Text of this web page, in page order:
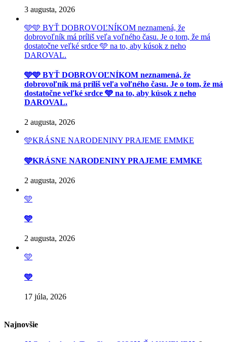
3 augusta, 2026
🩵🩵 BYŤ DOBROVOĽNÍKOM neznamená, že
dobrovoľník má príliš veľa voľného času. Je o tom, že má
dostatočne veľké srdce 🩵 na to, aby kúsok z neho
DAROVAL.
🩵🩵 BYŤ DOBROVOĽNÍKOM neznamená, že
dobrovoľník má príliš veľa voľného času. Je o tom, že má
dostatočne veľké srdce 🩵 na to, aby kúsok z neho
DAROVAL.
2 augusta, 2026
🩵KRÁSNE NARODENINY PRAJEME EMMKE
🩵KRÁSNE NARODENINY PRAJEME EMMKE
2 augusta, 2026
🩵
🩵
2 augusta, 2026
🩵
🩵
17 júla, 2026
Najnovšie